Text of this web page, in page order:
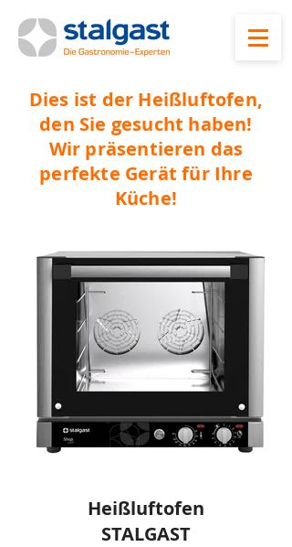
Heißluftofen
STALGAST
Dies ist der Heißluftofen,
den Sie gesucht haben!
Wir präsentieren das
perfekte Gerät für Ihre
Küche!